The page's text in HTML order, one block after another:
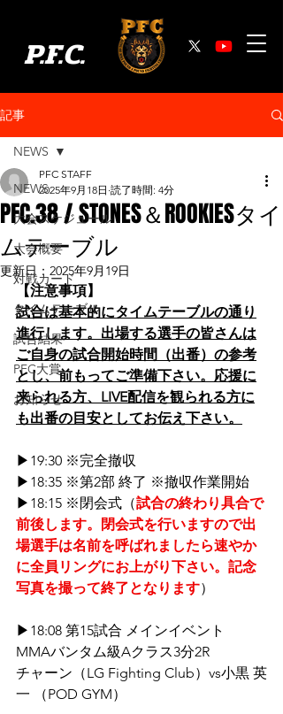
P.F.C.
記事
NEWS
大会スケジュール
大会概要
対戦カード
タイムテーブル
試合結果
PFC大賞
お知らせ
NEWS
PFC.38 / STONES＆ROOKIESタイ
ムテーブル
PFC STAFF
2025年9月18日 読了時間: 4分
更新日： 2025年9月19日
【注意事項】
試合は基本的にタイムテーブルの通り
進行します。出場する選手の皆さんは
ご自身の試合開始時間（出番）の参考
とし、前もってご準備下さい。応援に
来られる方、LIVE配信を観られる方に
も出番の目安としてお伝え下さい。
▶19:30 ※完全撤収
▶18:35 ※第2部 終了 ※撤収作業開始
▶18:15 ※閉会式（試合の終わり具合で
前後します。閉会式を行いますので出
場選手は名前を呼ばれましたら速やか
に全員リングにお上がり下さい。記念
写真を撮って終了となります）
▶18:08 第15試合 メインイベント
MMAバンタム級Aクラス3分2R
チャーン（LG Fighting Club）vs小黒 英
一 （POD GYM）